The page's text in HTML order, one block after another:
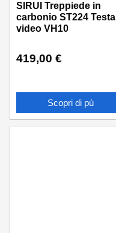
SIRUI Treppiede in
carbonio ST224 Testa
video VH10
419,00 €
Scopri di pù